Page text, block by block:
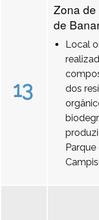
13
Zona de
de
Local
dos
Parque